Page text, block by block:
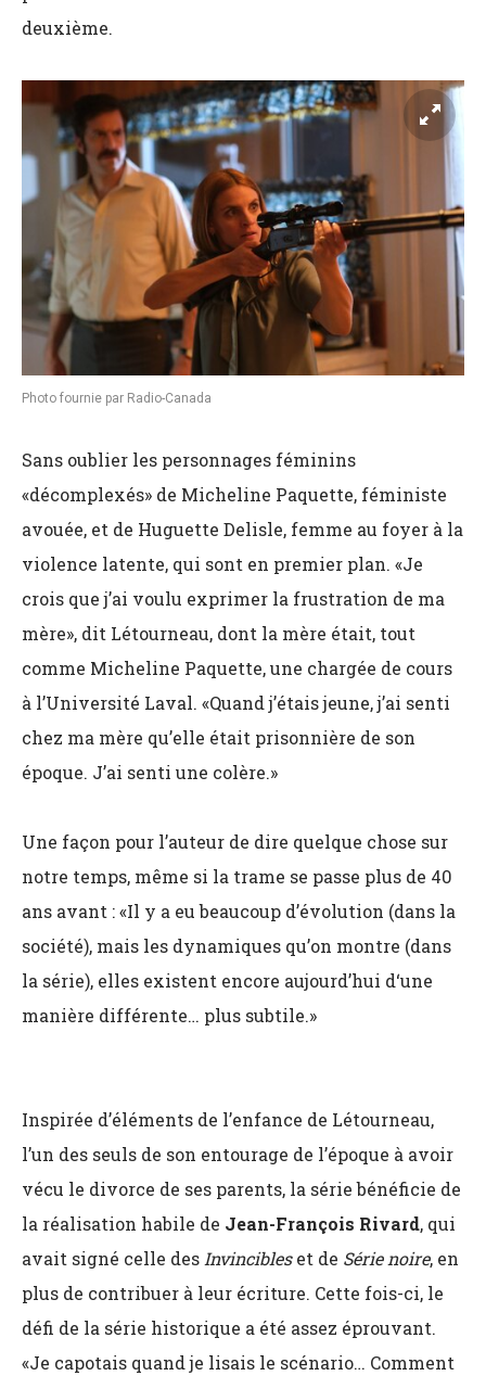
deuxième.
Photo fournie par Radio-Canada
Sans oublier les personnages féminins
«décomplexés» de Micheline Paquette, féministe
avouée, et de Huguette Delisle, femme au foyer à la
violence latente, qui sont en premier plan. «Je
crois que j’ai voulu exprimer la frustration de ma
mère», dit Létourneau, dont la mère était, tout
comme Micheline Paquette, une chargée de cours
à l’Université Laval. «Quand j’étais jeune, j’ai senti
chez ma mère qu’elle était prisonnière de son
époque. J’ai senti une colère.»
Une façon pour l’auteur de dire quelque chose sur
notre temps, même si la trame se passe plus de 40
ans avant : «Il y a eu beaucoup d’évolution (dans la
société), mais les dynamiques qu’on montre (dans
la série), elles existent encore aujourd’hui d‘une
manière différente… plus subtile.»
Inspirée d’éléments de l’enfance de Létourneau,
l’un des seuls de son entourage de l’époque à avoir
vécu le divorce de ses parents, la série bénéficie de
la réalisation habile de Jean-François Rivard, qui
avait signé celle des Invincibleset de Série noire, en
plus de contribuer à leur écriture. Cette fois-ci, le
défi de la série historique a été assez éprouvant.
«Je capotais quand je lisais le scénario… Comment